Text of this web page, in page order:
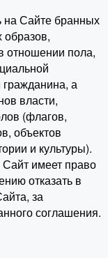
на Сайте бранных
образов,
отношении пола,
гражданина, а
власти,
(флагов,
объектов
и культуры).
Сайт имеет право
отказать в
за
соглашения.